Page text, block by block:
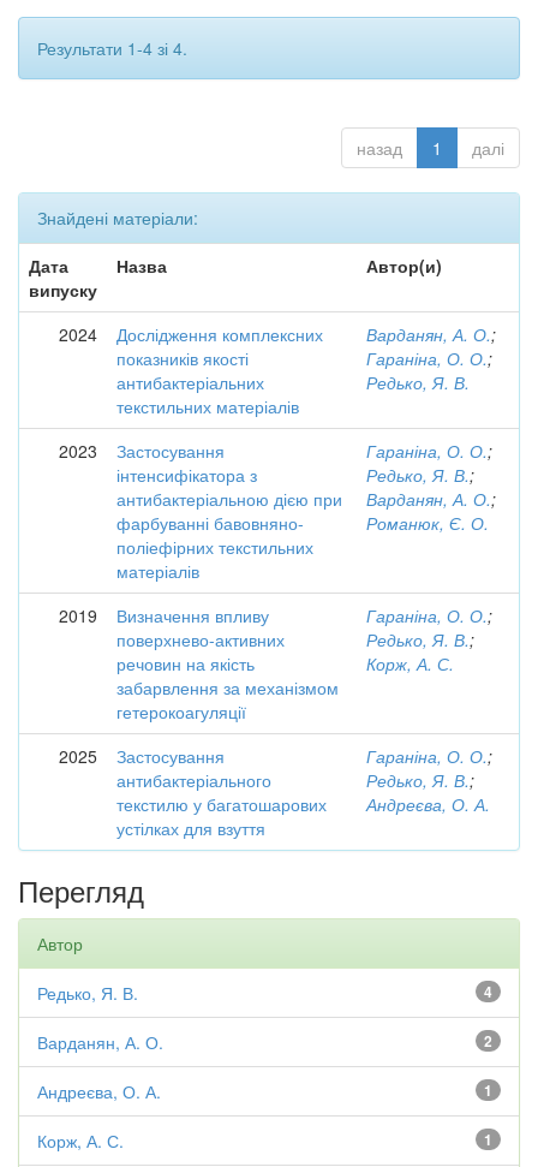
Результати 1-4 зі 4.
назад 1 далі
Знайдені матеріали:
Дата
випуску
Назва Автор(и)
2024
Дослідження комплексних
показників якості
антибактеріальних
текстильних матеріалів
Варданян, А. О.;
Гараніна, О. О.;
Редько, Я. В.
2023
Застосування
інтенсифікатора з
антибактеріальною дією при
фарбуванні бавовняно-
поліефірних текстильних
матеріалів
Гараніна, О. О.;
Редько, Я. В.;
Варданян, А. О.;
Романюк, Є. О.
2019
Визначення впливу
поверхнево-активних
речовин на якість
забарвлення за механізмом
гетерокоагуляції
Гараніна, О. О.;
Редько, Я. В.;
Корж, А. С.
2025
Застосування
антибактеріального
текстилю у багатошарових
устілках для взуття
Гараніна, О. О.;
Редько, Я. В.;
Андреєва, О. А.
Перегляд
Автор
4
Редько, Я. В.
2
Варданян, А. О.
1
Андреєва, О. А.
1
Корж, А. С.